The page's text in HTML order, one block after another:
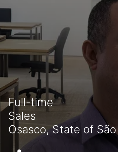
Full-time
Sales
Osasco, State of